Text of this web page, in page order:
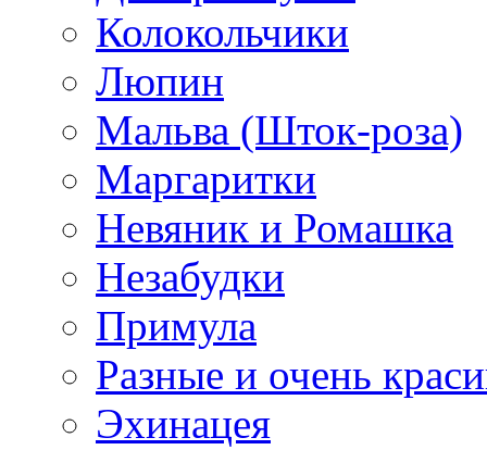
Колокольчики
Люпин
Мальва (Шток-роза)
Маргаритки
Невяник и Ромашка
Незабудки
Примула
Разные и очень
Эхинацея